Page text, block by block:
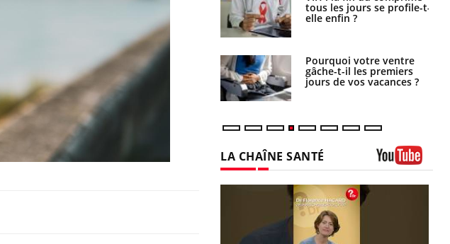
Cytomégalovirus : ce qui
change dans la prise en
charge des femmes
enceintes
tous les jours se profile-t-
elle enfin ?
Pourquoi votre ventre
gâche-t-il les premiers
jours de vos vacances ?
LA CHAÎNE SANTÉ